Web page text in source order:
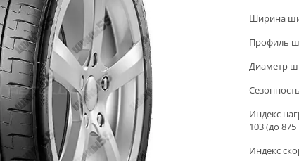
Ширина
Профиль
Диаметр
Сезонность
Индекс
103(до875
Индекс